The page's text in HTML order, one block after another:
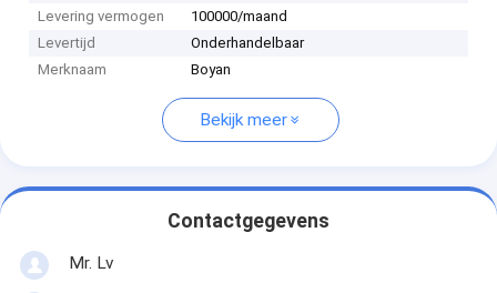
Levering vermogen
100000/maand
Levertijd
Onderhandelbaar
Merknaam
Boyan
Bekijk meer
Contactgegevens
Mr. Lv